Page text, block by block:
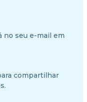
no seu e-mail em
compartilhar